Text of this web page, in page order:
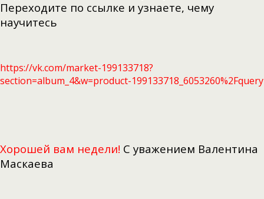
Переходите по ссылке и узнаете, чему
научитесь
https://vk.com/market-199133718?
section=album_4&w=product-199133718_6053260%2Fquery
Хорошей вам недели! С уважением Валентина
Маскаева